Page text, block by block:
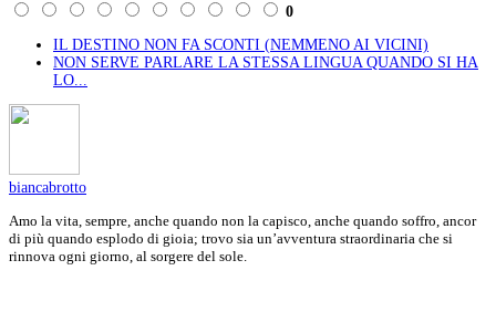
0
IL DESTINO NON FA SCONTI (NEMMENO AI VICINI)
NON SERVE PARLARE LA STESSA LINGUA QUANDO SI HA
LO...
biancabrotto
Amo la vita, sempre, anche quando non la capisco, anche quando soffro, ancor
di più quando esplodo di gioia; trovo sia un’avventura straordinaria che si
rinnova ogni giorno, al sorgere del sole.